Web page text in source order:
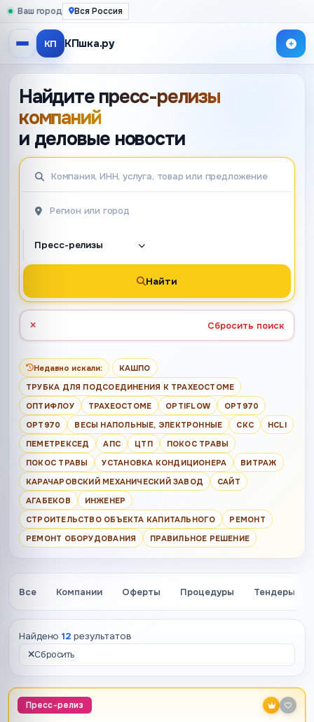
Ваш город Вся Россия
КП КПшка.ру
Найдите пресс-релизы
компаний
и деловые новости
Найти
Сбросить поиск
Недавно искали:
КАШПО
ТРУБКА ДЛЯ ПОДСОЕДИНЕНИЯ К ТРАХЕОСТОМЕ
ОПТИФЛОУ
ТРАХЕОСТОМЕ OPTIFLOW
OPT970
OPT970
ВЕСЫ НАПОЛЬНЫЕ, ЭЛЕКТРОННЫЕ СКС
HCLI
ПЕМЕТРЕКСЕД
АПС ЦТП
ПОКОС ТРАВЫ
ПОКОС ТРАВЫ
УСТАНОВКА КОНДИЦИОНЕРА
ВИТРАЖ
КАРАЧАРОВСКИЙ МЕХАНИЧЕСКИЙ ЗАВОД
САЙТ
АГАБЕКОВ
ИНЖЕНЕР
СТРОИТЕЛЬСТВО ОБЪЕКТА КАПИТАЛЬНОГО
РЕМОНТ
РЕМОНТ ОБОРУДОВАНИЯ
ПРАВИЛЬНОЕ РЕШЕНИЕ
Все Компании Оферты Процедуры Тендеры
Найдено12 результатов
Сбросить
Пресс-релиз